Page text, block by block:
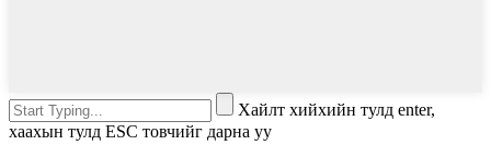
Хайлт хийхийн тулд enter,
хаахын тулд ESC товчийг дарна уу